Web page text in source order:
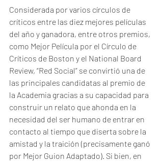
Considerada por varios círculos de
críticos entre las diez mejores películas
del año y ganadora, entre otros premios,
como Mejor Película por el Círculo de
Críticos de Boston y el National Board
Review, “Red Social” se convirtió una de
las principales candidatas al premio de
la Academia gracias a su capacidad para
construir un relato que ahonda en la
necesidad del ser humano de entrar en
contacto al tiempo que diserta sobre la
amistad y la traición (precisamente ganó
por Mejor Guion Adaptado). Si bien, en